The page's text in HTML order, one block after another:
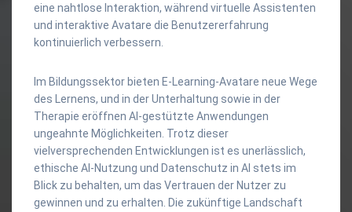
eine nahtlose Interaktion, während virtuelle Assistenten
und interaktive Avatare die Benutzererfahrung
kontinuierlich verbessern.
Im Bildungssektor bieten E-Learning-Avatare neue Wege
des Lernens, und in der Unterhaltung sowie in der
Therapie eröffnen AI-gestützte Anwendungen
ungeahnte Möglichkeiten. Trotz dieser
vielversprechenden Entwicklungen ist es unerlässlich,
ethische AI-Nutzung und Datenschutz in AI stets im
Blick zu behalten, um das Vertrauen der Nutzer zu
gewinnen und zu erhalten. Die zukünftige Landschaft